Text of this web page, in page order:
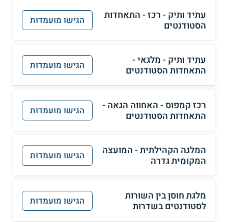
עתיד ותיק - רכז - התאחדות
הסטודנטים
הגישו מועמדות
עתיד ותיק - מלגאי -
התאחדות הסטודנטים
הגישו מועמדות
רכז קמפוס - האחווה הגאה -
התאחדות הסטודנטים
הגישו מועמדות
המלגה הקהילתית - המועצה
המקומית גדרה
הגישו מועמדות
מלגת חוסן בין השורות
לסטודנטים בשדרות
הגישו מועמדות